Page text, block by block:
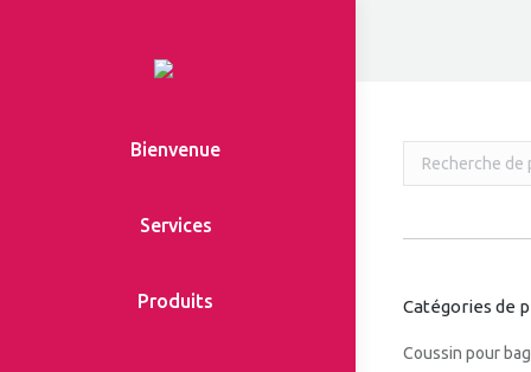
Bienvenue
Services
Produits Catégories de
Coussin pour